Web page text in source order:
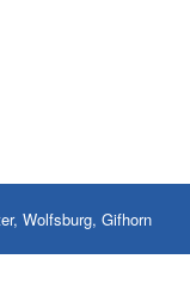
Wolfsburg, Gifhorn